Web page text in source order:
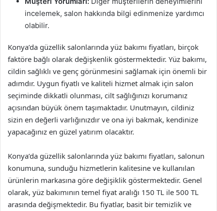
incelemek, salon hakkında bilgi edinmenize yardımcı
olabilir.
Konya’da güzellik salonlarında yüz bakımı fiyatları, birçok
faktöre bağlı olarak değişkenlik göstermektedir. Yüz bakımı,
cildin sağlıklı ve genç görünmesini sağlamak için önemli bir
adımdır. Uygun fiyatlı ve kaliteli hizmet almak için salon
seçiminde dikkatli olunması, cilt sağlığınızı korumanız
açısından büyük önem taşımaktadır. Unutmayın, cildiniz
sizin en değerli varlığınızdır ve ona iyi bakmak, kendinize
yapacağınız en güzel yatırım olacaktır.
Konya’da güzellik salonlarında yüz bakımı fiyatları, salonun
konumuna, sunduğu hizmetlerin kalitesine ve kullanılan
ürünlerin markasına göre değişiklik göstermektedir. Genel
olarak, yüz bakımının temel fiyat aralığı 150 TL ile 500 TL
arasında değişmektedir. Bu fiyatlar, basit bir temizlik ve